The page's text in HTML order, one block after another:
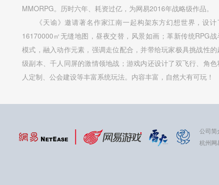
MMORPG。历时六年、耗资过亿，为网易2016年战略级作品。
《天谕》邀请著名作家江南一起构架东方幻想世界，设计
16170000㎡无缝地图，昼夜交替，风景如画；革新传统RPG战
模式，融入动作元素，强调走位配合，并带给玩家极具挑战性的
级副本、千人同屏的激情领地战；游戏内还设计了双飞行、角色
人定制、公会建设等丰富系统玩法。内容丰富，自然大有可玩！
公司简
杭州